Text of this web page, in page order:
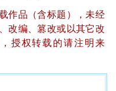
作品（含标题），未经
改编、篡改或以其它改
授权转载的请注明来